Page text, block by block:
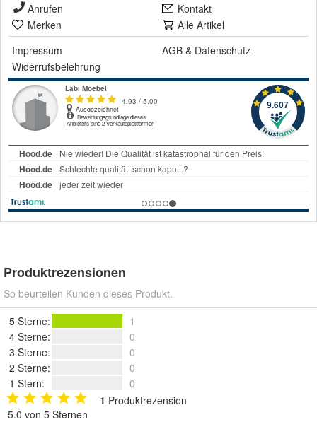
Anrufen
Kontakt
Merken
Alle Artikel
Impressum
AGB & Datenschutz
Widerrufsbelehrung
Produktrezensionen
So beurteilen Kunden dieses Produkt.
5 Sterne:
1
4 Sterne:
0
3 Sterne:
0
2 Sterne:
0
1 Stern:
0
1 Produktrezension
5.0 von 5 Sternen